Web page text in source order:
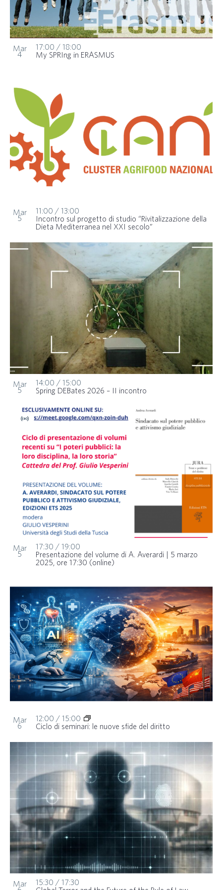
Mar
4 My SPRIng in ERASMUS
17:00 / 18:00
Mar
5
Incontro sul progetto di studio “Rivitalizzazione della
Dieta Mediterranea nel XXI secolo”
11:00 / 13:00
Mar
5 Spring DEBates 2026 – II incontro
14:00 / 15:00
Mar
5
Presentazione del volume di A. Averardi | 5 marzo
2025, ore 17:30 (online)
Virtuale
17:30 / 19:00
Mar
6 Ciclo di seminari: le nuove sfide del diritto
12:00 / 15:00
Mar 15:30 / 17:30